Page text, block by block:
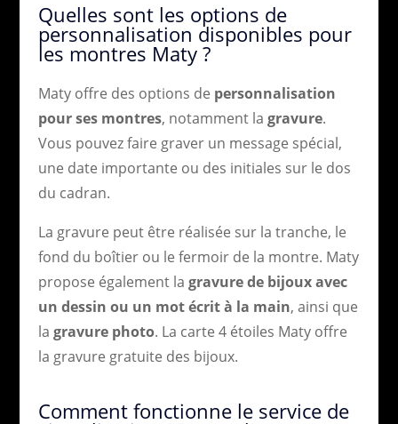
Quelles sont les options de
personnalisation disponibles pour
les montres Maty ?
Maty offre des options de personnalisation
pour ses montres, notamment la gravure.
Vous pouvez faire graver un message spécial,
une date importante ou des initiales sur le dos
du cadran.
La gravure peut être réalisée sur la tranche, le
fond du boîtier ou le fermoir de la montre. Maty
propose également la gravure de bijoux avec
un dessin ou un mot écrit à la main, ainsi que
la gravure photo. La carte 4 étoiles Maty offre
la gravure gratuite des bijoux.
Comment fonctionne le service de